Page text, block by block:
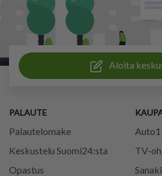
Aloita
PALAUTE
Palautelomake
Keskustelu Suomi24:sta
Opastus
TV-